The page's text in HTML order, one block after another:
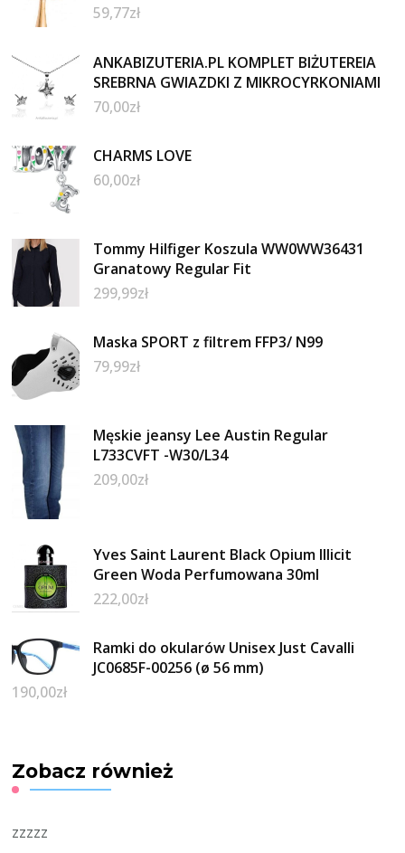
59,77zł
ANKABIZUTERIA.PL KOMPLET BIŻUTEREIA
SREBRNA GWIAZDKI Z MIKROCYRKONIAMI
70,00zł
CHARMS LOVE
60,00zł
Tommy Hilfiger Koszula WW0WW36431
Granatowy Regular Fit
299,99zł
Maska SPORT z filtrem FFP3/ N99
79,99zł
Męskie jeansy Lee Austin Regular
L733CVFT -W30/L34
209,00zł
Yves Saint Laurent Black Opium Illicit
Green Woda Perfumowana 30ml
222,00zł
Ramki do okularów Unisex Just Cavalli
JC0685F-00256 (ø 56 mm)
190,00zł
Zobacz również
zzzzz